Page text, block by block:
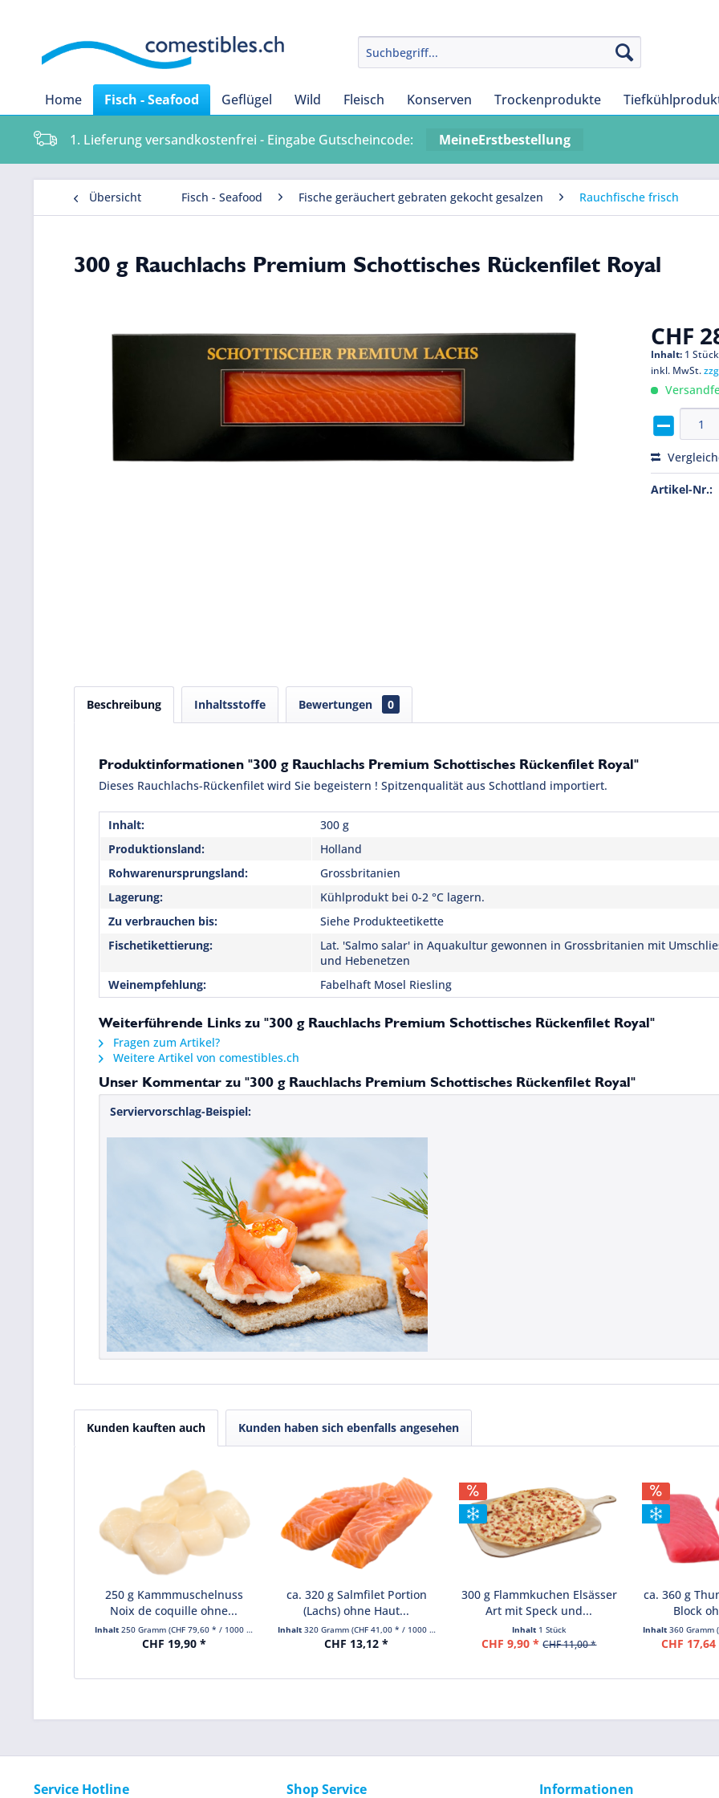
Home Fisch - Seafood Geflügel Wild Fleisch Konserven Trockenprodukte
1. Lieferung versandkostenfrei - Eingabe Gutscheincode: MeineErstbestellung
Übersicht Fisch - Seafood Fische geräuchert gebraten gekocht gesalzen Rauchfische frisch
300 g Rauchlachs Premium Schottisches Rückenfilet Royal
CHF
Inhalt: 1 Stück
inkl. MwSt.
Artikel-Nr.:
Beschreibung Inhaltsstoffe Bewertungen 0
Produktinformationen "300 g Rauchlachs Premium Schottisches Rückenfilet Royal"
Dieses Rauchlachs-Rückenfilet wird Sie begeistern ! Spitzenqualität aus Schottland importiert.
Inhalt:
300 g
Produktionsland:
Holland
Rohwarenursprungsland:
Grossbritanien
Lagerung:
Kühlprodukt bei 0-2 °C lagern.
Zu verbrauchen bis:
Siehe Produkteetikette
Fischetikettierung:
Lat. 'Salmo salar' in Aquakultur gewonnen in Grossbritanien mit
und Hebenetzen
Weinempfehlung:
Fabelhaft Mosel Riesling
Weiterführende Links zu "300 g Rauchlachs Premium Schottisches Rückenfilet Royal"
Fragen zum Artikel?
Weitere Artikel von comestibles.ch
Unser Kommentar zu "300 g Rauchlachs Premium Schottisches Rückenfilet Royal"
Serviervorschlag-Beispiel:
Kunden kauften auch Kunden haben sich ebenfalls angesehen
250 g Kammmuschelnuss
Noix de coquille ohne...
Inhalt 250 Gramm (CHF 79,60 * / 1000 Gramm)
CHF 19,90 *
ca. 320 g Salmfilet Portion
(Lachs) ohne Haut...
Inhalt 320 Gramm (CHF 41,00 * / 1000 Gramm)
CHF 13,12 *
300 g Flammkuchen Elsässer
Art mit Speck und...
Inhalt 1 Stück
CHF 9,90 * CHF 11,00 *
ca. 360 g
Block
Inhalt 360 Gramm
CHF
Service Hotline Shop Service Informationen